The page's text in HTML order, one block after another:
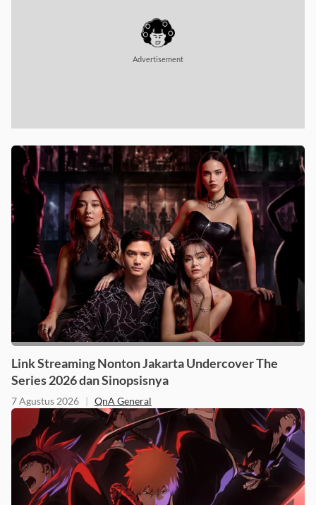
Advertisement
Link Streaming Nonton Jakarta Undercover The
Series 2026 dan Sinopsisnya
7 Agustus 2026 | QnA General